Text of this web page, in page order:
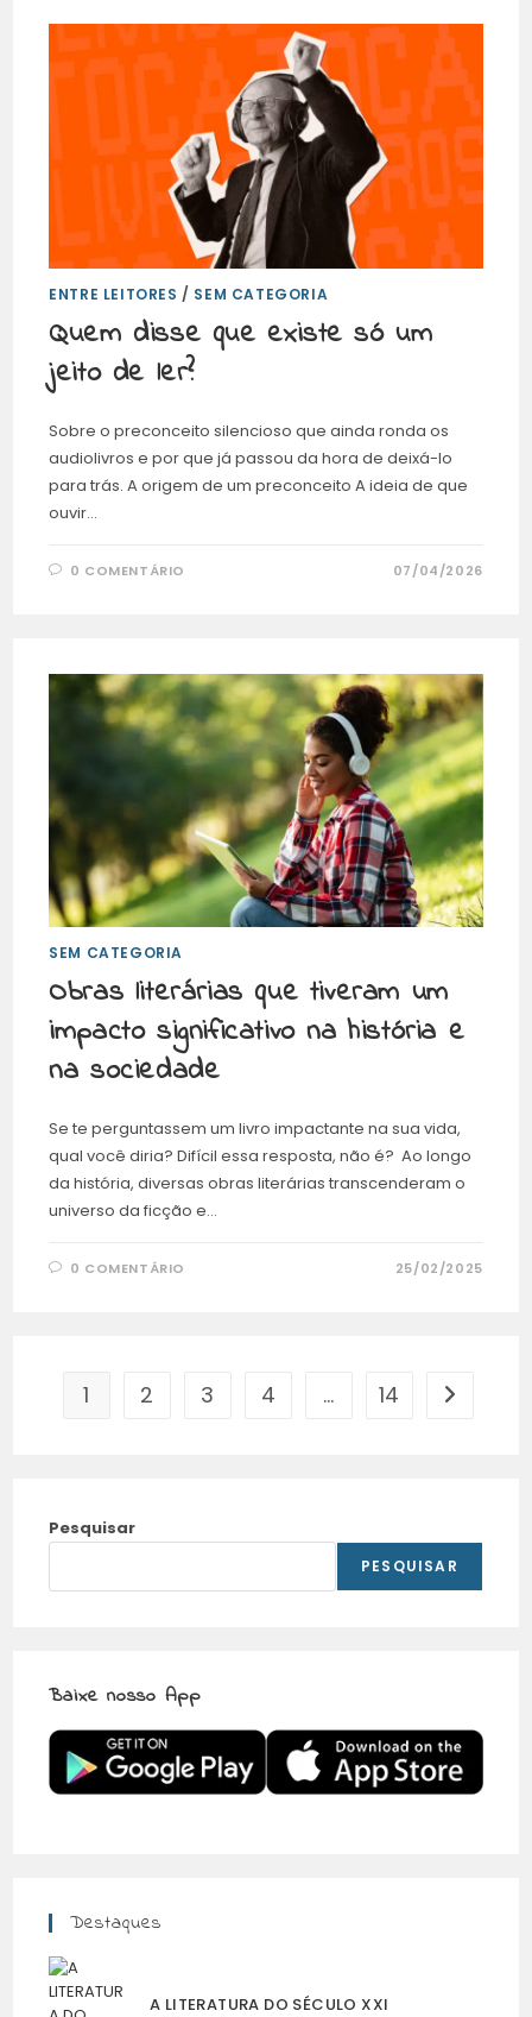
ENTRE LEITORES / SEM CATEGORIA
Quem disse que existe só um
jeito de ler?
Sobre o preconceito silencioso que ainda ronda os
audiolivros e por que já passou da hora de deixá-lo
para trás. A origem de um preconceito A ideia de que
ouvir…
0 COMENTÁRIO 07/04/2026
SEM CATEGORIA
Obras literárias que tiveram um
impacto significativo na história e
na sociedade
Se te perguntassem um livro impactante na sua vida,
qual você diria? Difícil essa resposta, não é? Ao longo
da história, diversas obras literárias transcenderam o
universo da ficção e…
0 COMENTÁRIO 25/02/2025
1 2 3 4 … 14
Pesquisar
PESQUISAR
Baixe nosso App
Destaques
A LITERATURA DO SÉCULO XXI